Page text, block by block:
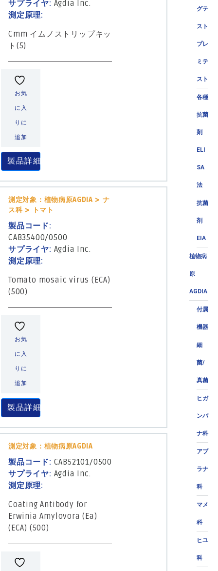
グテ
スト
プレ
ミテ
スト
各種
抗菌
剤
ELI
SA
法
抗菌
剤
EIA
植物病
原
AGDIA
付属
機器
細
菌/
真菌
ヒガ
ンバ
ナ科
アブ
ラナ
科
マメ
科
ヒユ
科
サプライヤ: Agdia Inc.
測定原理:
Cmm イムノストリップキッ
ト(5)
お気
に入
りに
追加
製品詳細
測定対象：植物病原AGDIA > ナ
ス科 > トマト
製品コード:
CAB35400/0500
サプライヤ: Agdia Inc.
測定原理:
Tomato mosaic virus (ECA)
(500)
お気
に入
りに
追加
製品詳細
測定対象：植物病原AGDIA
製品コード: CAB52101/0500
サプライヤ: Agdia Inc.
測定原理:
Coating Antibody for
Erwinia Amylovora (Ea)
(ECA) (500)